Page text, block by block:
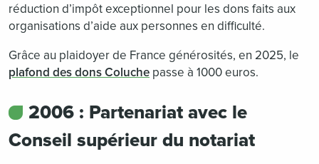
réduction d’impôt exceptionnel pour les dons faits aux
organisations d’aide aux personnes en difficulté.
Grâce au plaidoyer de France générosités, en 2025, le
plafond des dons Coluche passe à 1000 euros.
2006 : Partenariat avec le
Conseil supérieur du notariat